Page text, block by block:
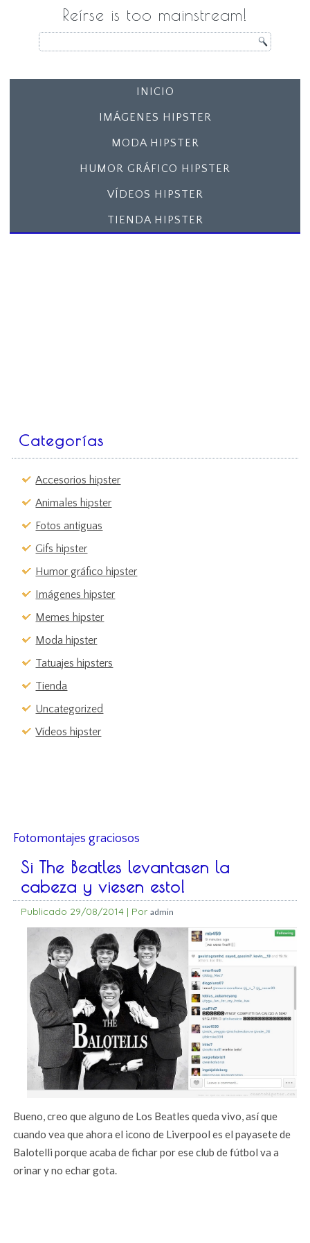
Reírse is too mainstream!
INICIO
IMÁGENES HIPSTER
MODA HIPSTER
HUMOR GRÁFICO HIPSTER
VÍDEOS HIPSTER
TIENDA HIPSTER
Categorías
Accesorios hipster
Animales hipster
Fotos antiguas
Gifs hipster
Humor gráfico hipster
Imágenes hipster
Memes hipster
Moda hipster
Tatuajes hipsters
Tienda
Uncategorized
Vídeos hipster
Fotomontajes graciosos
Si The Beatles levantasen la
cabeza y viesen esto!
Publicado 29/08/2014 | Por admin
Bueno, creo que alguno de Los Beatles queda vivo, así que
cuando vea que ahora el icono de Liverpool es el payasete de
Balotelli porque acaba de fichar por ese club de fútbol va a
orinar y no echar gota.